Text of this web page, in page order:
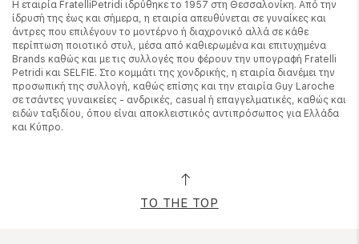
Η εταιρία FratelliPetridi ιδρύθηκε το 1957 στη Θεσσαλονίκη. Από την
ίδρυσή της έως και σήμερα, η εταιρία απευθύνεται σε γυναίκες και
άντρες που επιλέγουν το μοντέρνο ή διαχρονικό αλλά σε κάθε
περίπτωση ποιοτικό στυλ, μέσα από καθιερωμένα και επιτυχημένα
Brands καθώς και με τις συλλογές που φέρουν την υπογραφή Fratelli
Petridi και SELFIE. Στο κομμάτι της χονδρικής, η εταιρία διανέμει την
προσωπική της συλλογή, καθώς επίσης και την εταιρία Guy Laroche
σε τσάντες γυναικείες - ανδρικές, casual ή επαγγελματικές, καθώς και
ειδών ταξιδίου, όπου είναι αποκλειστικός αντιπρόσωπος για Ελλάδα
και Κύπρο.
TO THE TOP